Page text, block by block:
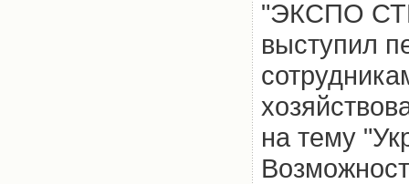
"ЭКСПО
выступил
на тему